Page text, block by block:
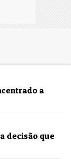
a
decisão que